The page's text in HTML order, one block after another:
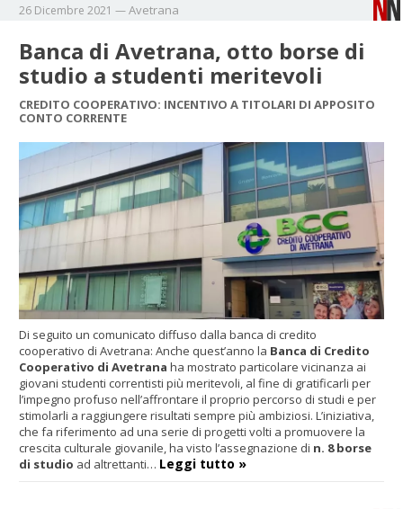
26 Dicembre 2021 —Avetrana
Banca di Avetrana, otto borse di
studio a studenti meritevoli
CREDITO COOPERATIVO: INCENTIVO A TITOLARI DI APPOSITO
CONTO CORRENTE
Di seguito un comunicato diffuso dalla banca di credito
cooperativo di Avetrana: Anche quest’anno la Banca di Credito
Cooperativo di Avetrana ha mostrato particolare vicinanza ai
giovani studenti correntisti più meritevoli, al fine di gratificarli per
l’impegno profuso nell’affrontare il proprio percorso di studi e per
stimolarli a raggiungere risultati sempre più ambiziosi. L’iniziativa,
che fa riferimento ad una serie di progetti volti a promuovere la
crescita culturale giovanile, ha visto l’assegnazione di n. 8 borse
di studio ad altrettanti… Leggi tutto »